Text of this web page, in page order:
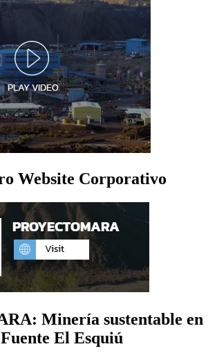
Website Corporativo
Minería sustentable en
El Esquiú